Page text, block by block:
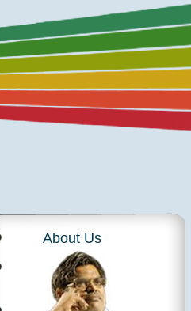
About Us